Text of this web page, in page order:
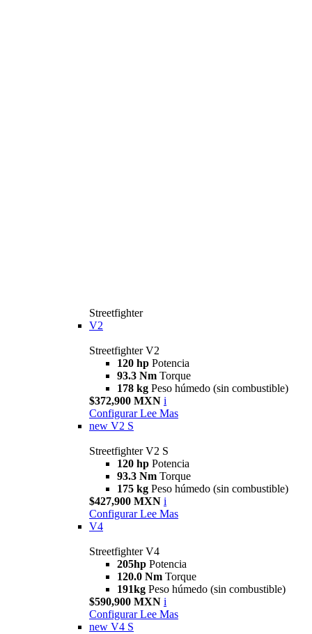
Streetfighter
V2
Streetfighter V2
120 hp Potencia
93.3 Nm Torque
178 kg Peso húmedo (sin combustible)
$372,900 MXN i
Configurar Lee Mas
new V2 S
Streetfighter V2 S
120 hp Potencia
93.3 Nm Torque
175 kg Peso húmedo (sin combustible)
$427,900 MXN i
Configurar Lee Mas
V4
Streetfighter V4
205hp Potencia
120.0 Nm Torque
191kg Peso húmedo (sin combustible)
$590,900 MXN i
Configurar Lee Mas
new V4 S